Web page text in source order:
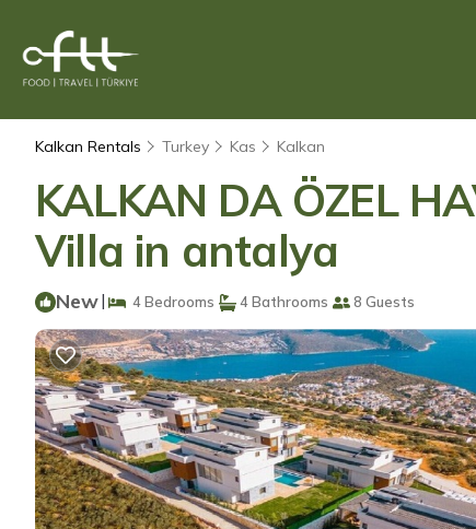
Kalkan Rentals Turkey Kas Kalkan
KALKAN DA ÖZEL
Villa in antalya
New| 4 Bedrooms 4 Bathrooms 8 Guests